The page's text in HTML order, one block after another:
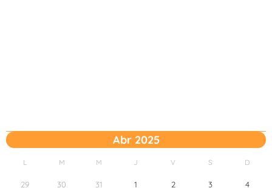
Abr 2025
L M M J V S D
29 30 31 1 2 3 4